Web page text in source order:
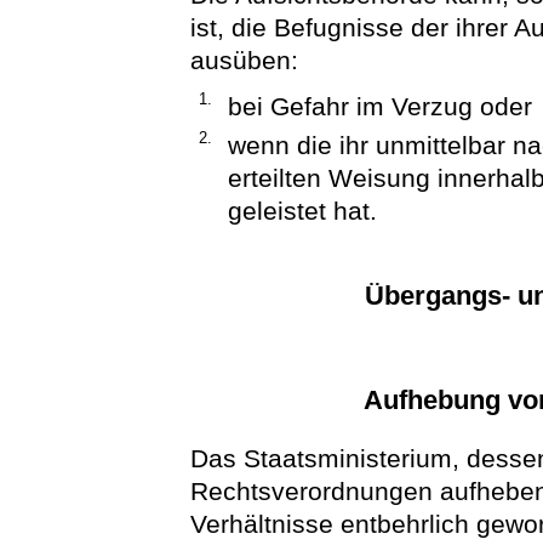
ist, die Befugnisse der ihrer
ausüben:
1. bei Gefahr im Verzug oder
2.
wenn die ihr unmittelbar
erteilten Weisung
geleistet hat.
Übergangs-
Aufhebung
Das Staatsministerium,
Rechtsverordnungen
Verhältnisse entbehrlich